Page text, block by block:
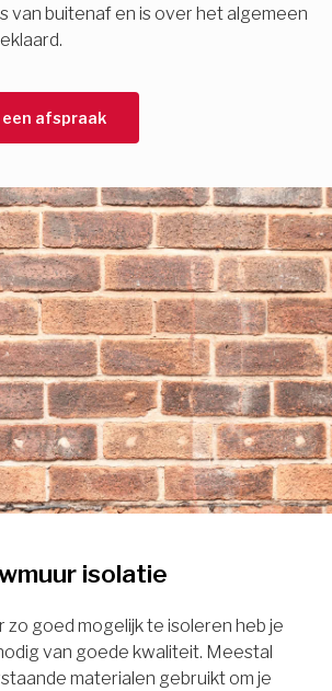
van buitenaf en is over het algemeen
afspraak
isolatie
zo goed mogelijk te isoleren heb je
van goede kwaliteit. Meestal
materialen gebruikt om je